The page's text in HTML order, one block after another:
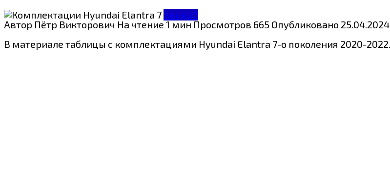
Хендай
Автор Пётр Викторович На чтение1 минПросмотров 665 Опубликовано 25.04.2024
В материале таблицы с комплектациями Hyundai Elantra 7-о поколения 2020-2022.